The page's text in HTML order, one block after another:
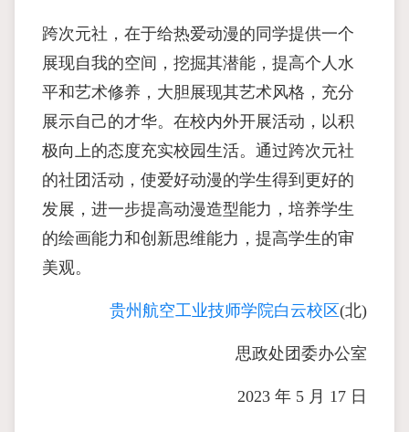
跨次元社，在于给热爱动漫的同学提供一个
展现自我的空间，挖掘其潜能，提高个人水
平和艺术修养，大胆展现其艺术风格，充分
展示自己的才华。在校内外开展活动，以积
极向上的态度充实校园生活。通过跨次元社
的社团活动，使爱好动漫的学生得到更好的
发展，进一步提高动漫造型能力，培养学生
的绘画能力和创新思维能力，提高学生的审
美观。
贵州航空工业技师学院白云校区(北)
思政处团委办公室
2023 年 5 月 17 日